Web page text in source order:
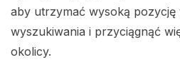
aby utrzymać wysoką pozycję
wyszukiwania i przyciągnąć
okolicy.